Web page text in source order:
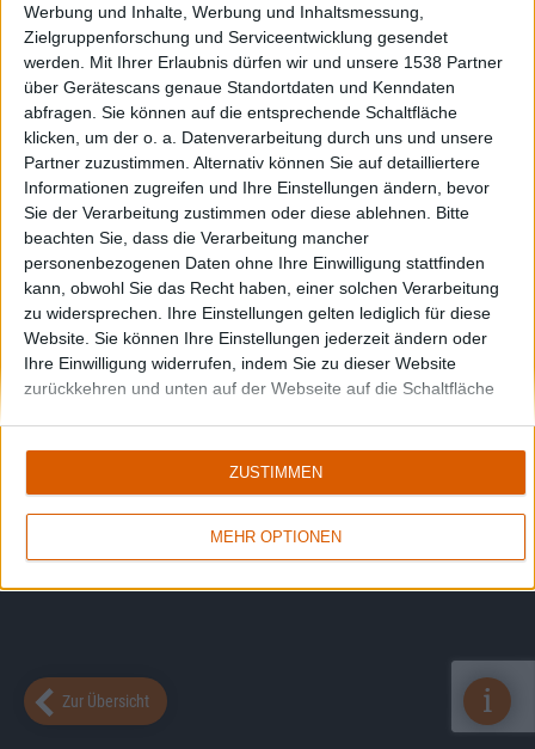
Werbung und Inhalte, Werbung und Inhaltsmessung,
Zielgruppenforschung und Serviceentwicklung gesendet
werden.
Mit Ihrer Erlaubnis dürfen wir und unsere 1538 Partner
über Gerätescans genaue Standortdaten und Kenndaten
abfragen. Sie können auf die entsprechende Schaltfläche
klicken, um der o. a. Datenverarbeitung durch uns und unsere
Partner zuzustimmen. Alternativ können Sie auf detailliertere
Informationen zugreifen und Ihre Einstellungen ändern, bevor
Sie der Verarbeitung zustimmen oder diese ablehnen.
Bitte
beachten Sie, dass die Verarbeitung mancher
personenbezogenen Daten ohne Ihre Einwilligung stattfinden
kann, obwohl Sie das Recht haben, einer solchen Verarbeitung
zu widersprechen. Ihre Einstellungen gelten lediglich für diese
Website. Sie können Ihre Einstellungen jederzeit ändern oder
Ihre Einwilligung widerrufen, indem Sie zu dieser Website
zurückkehren und unten auf der Webseite auf die Schaltfläche
MEHR OPTIONEN
ZUSTIMMEN
Zur Übersicht i